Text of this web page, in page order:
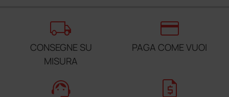
local_shipping
CONSEGNE SU
MISURA
credit_card
PAGA COME VUOI
support_agent request_quote